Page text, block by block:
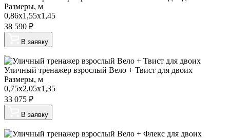
Размеры, м
0,86х1,55х1,45
38 590 ₽
В заявку
Уличный тренажер взрослый Вело + Твист для двоих
Размеры, м
0,75х2,05х1,35
33 075 ₽
В заявку